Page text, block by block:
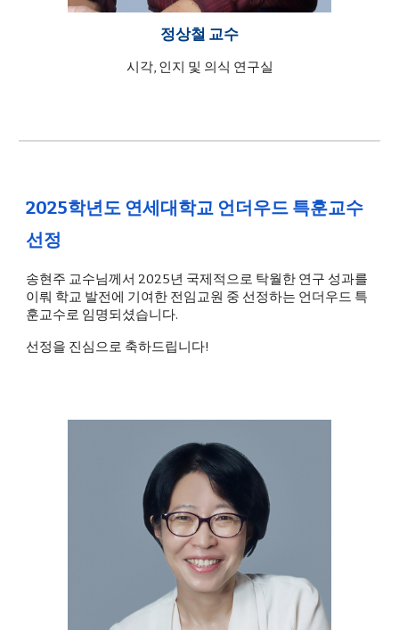
정상철 교수
시각, 인지 및 의식 연구실
2025학년도 연세대학교 언더우드 특훈교수
선정
송현주 교수님께서 2025년 국제적으로 탁월한 연구 성과를
이뤄 학교 발전에 기여한 전임교원 중 선정하는 언더우드 특
훈교수로 임명되셨습니다.
선정을 진심으로 축하드립니다!